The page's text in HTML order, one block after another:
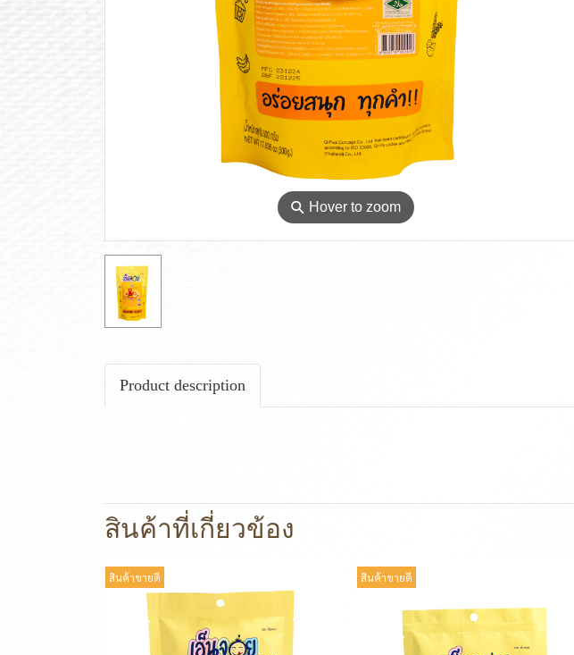
⚲ Hover to zoom
Product description
สินค้าที่เกี่ยวข้อง
สินค้าขายดี สินค้าขายดี